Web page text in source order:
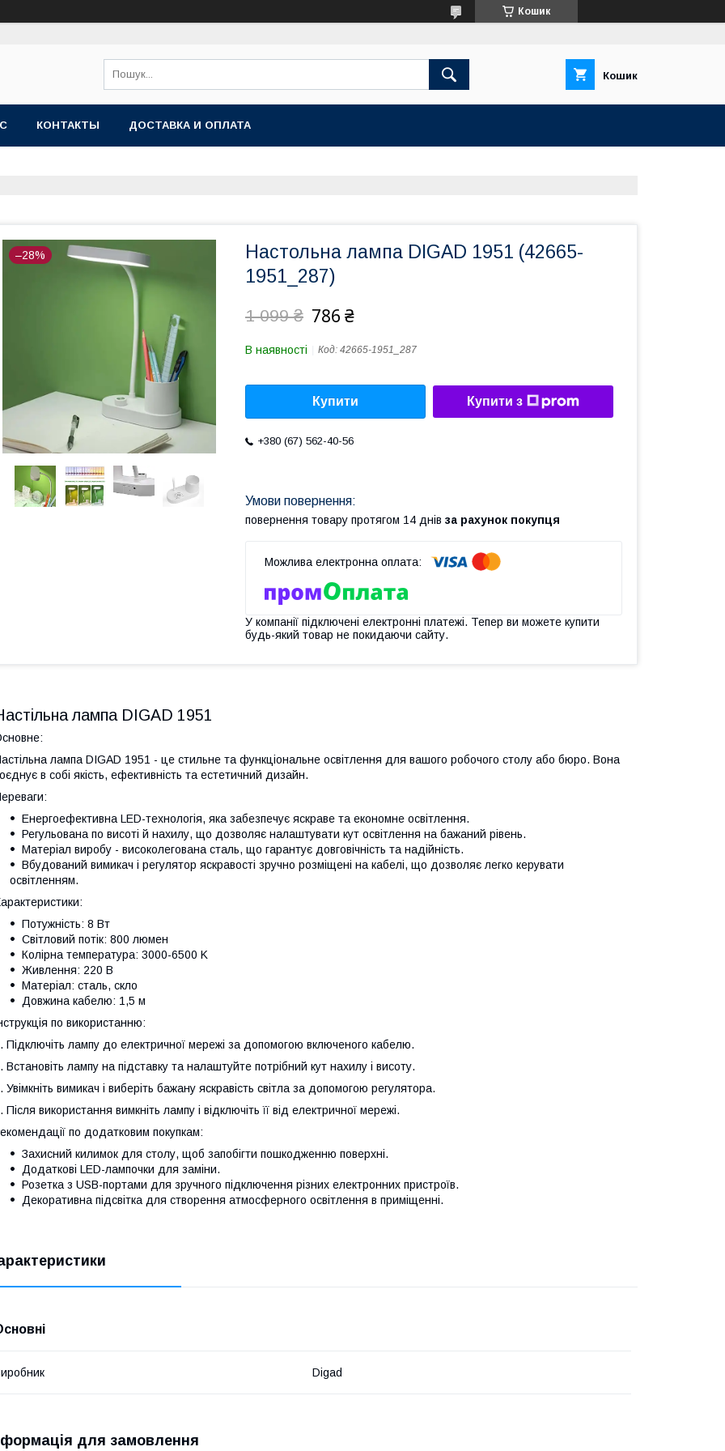
Кошик
Кошик
КОНТАКТЫ ДОСТАВКА И ОПЛАТА
–28%
Настольна лампа DIGAD 1951 (42665-
1951_287)
1 099 ₴ 786 ₴
В наявності Код: 42665-1951_287
Купити Купити з
+380 (67) 562-40-56
повернення товару протягом 14 днів за рахунок покупця
У компанії підключені електронні платежі. Тепер ви можете купити
будь-який товар не покидаючи сайту.
лампа DIGAD 1951
лампа DIGAD 1951 - це стильне та функціональне освітлення для вашого робочого столу або бюро. Вона
в собі якість, ефективність та естетичний дизайн.
Енергоефективна LED-технологія, яка забезпечує яскраве та економне освітлення.
Регульована по висоті й нахилу, що дозволяє налаштувати кут освітлення на бажаний рівень.
Матеріал виробу - високолегована сталь, що гарантує довговічність та надійність.
Вбудований вимикач і регулятор яскравості зручно розміщені на кабелі, що дозволяє легко керувати
освітленням.
Потужність: 8 Вт
Світловий потік: 800 люмен
Колірна температура: 3000-6500 K
Живлення: 220 В
Матеріал: сталь, скло
Довжина кабелю: 1,5 м
по використанню:
Підключіть лампу до електричної мережі за допомогою включеного кабелю.
Встановіть лампу на підставку та налаштуйте потрібний кут нахилу і висоту.
Увімкніть вимикач і виберіть бажану яскравість світла за допомогою регулятора.
Після використання вимкніть лампу і відключіть її від електричної мережі.
по додатковим покупкам:
Захисний килимок для столу, щоб запобігти пошкодженню поверхні.
Додаткові LED-лампочки для заміни.
Розетка з USB-портами для зручного підключення різних електронних пристроїв.
Декоративна підсвітка для створення атмосферного освітлення в приміщенні.
Digad
для замовлення